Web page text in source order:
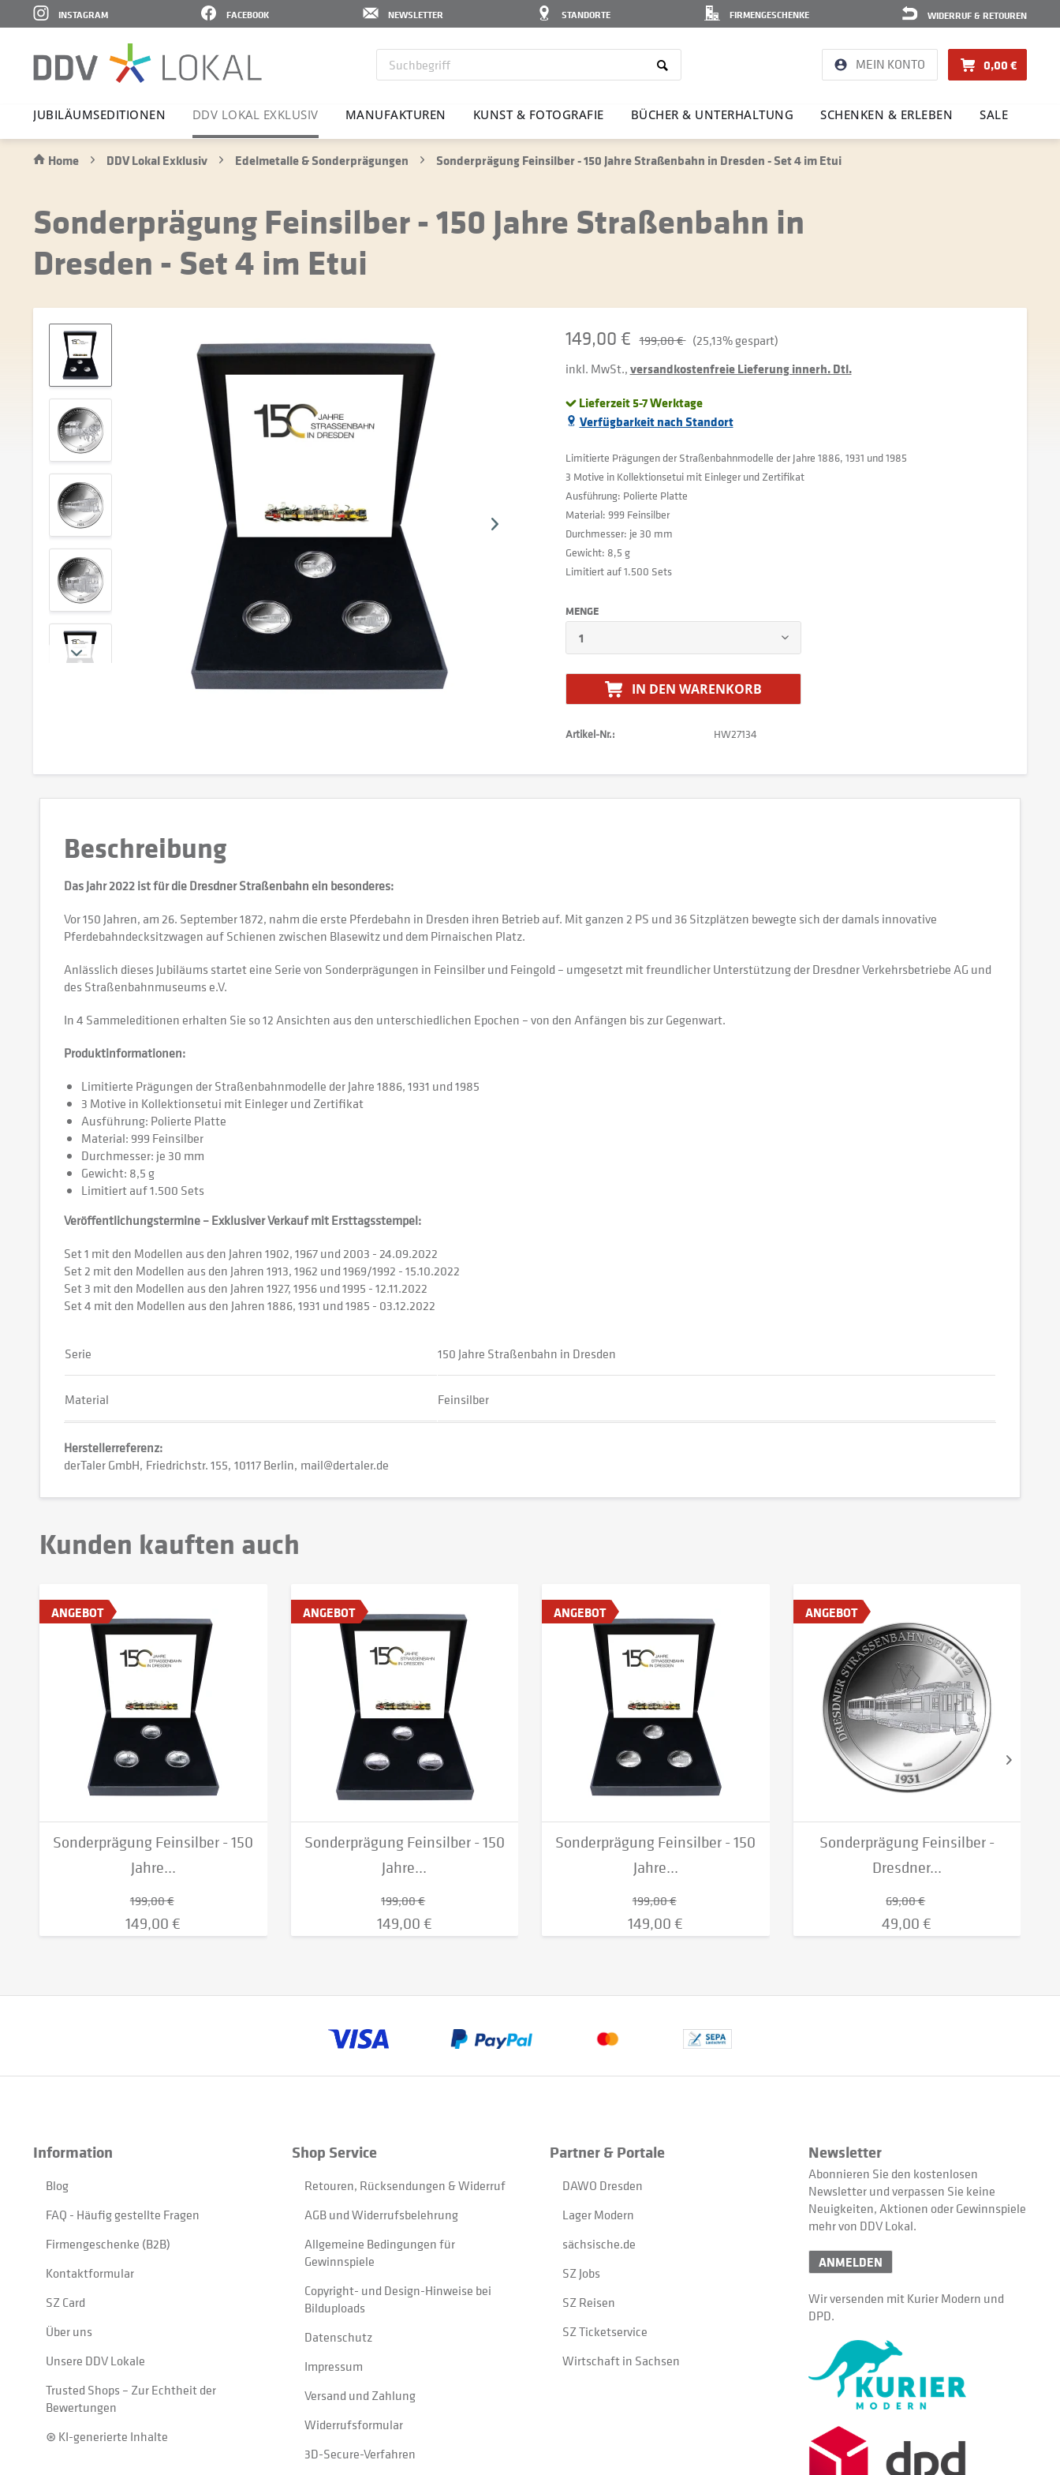
WIDERRUF & RETOUREN
FIRMENGESCHENKE
STANDORTE
NEWSLETTER
FACEBOOK
INSTAGRAM
MEIN KONTO 0,00 €
JUBI­LÄ­UMS­E­DI­TIONEN DDV LOKAL EXKLUSIV MANU­FAK­TUREN KUNST & FOTO­GRAFIE BÜCHER & UNTER­HAL­TUNG SCHENKEN & ERLEBEN SALE
Home DDV Lokal Exklusiv Edelmetalle & Sonderprägungen Sonderprägung Feinsilber - 150 Jahre Straßenbahn in Dresden - Set 4 im Etui
Sonderprägung Feinsilber - 150 Jahre Straßenbahn in
Dresden - Set 4 im Etui
149,00 € 199,00 € (25,13% gespart)
inkl. MwSt.,versandkostenfreie Lieferung innerh. Dtl.
Lieferzeit 5-7 Werktage
Verfügbarkeit nach Standort
Limitierte Prägungen der Straßenbahnmodelle der Jahre 1886, 1931 und 1985
3 Motive in Kollektionsetui mit Einleger und Zertifikat
Ausführung: Polierte Platte
Material: 999 Feinsilber
Durchmesser: je 30 mm
Gewicht: 8,5 g
Limitiert auf 1.500 Sets
MENGE
IN DEN WARENKORB
Artikel-Nr.: HW27134
Beschreibung
Das Jahr 2022 ist für die Dresdner Straßenbahn ein besonderes:
Vor 150 Jahren, am 26. September 1872, nahm die erste Pferdebahn in Dresden ihren Betrieb auf. Mit ganzen 2 PS und 36 Sitzplätzen bewegte sich der damals innovative
Pferdebahndecksitzwagen auf Schienen zwischen Blasewitz und dem Pirnaischen Platz.
Anlässlich dieses Jubiläums startet eine Serie von Sonderprägungen in Feinsilber und Feingold – umgesetzt mit freundlicher Unterstützung der Dresdner Verkehrsbetriebe AG und
des Straßenbahnmuseums e.V.
In 4 Sammeleditionen erhalten Sie so 12 Ansichten aus den unterschiedlichen Epochen – von den Anfängen bis zur Gegenwart.
Produktinformationen:
Limitierte Prägungen der Straßenbahnmodelle der Jahre 1886, 1931 und 1985
3 Motive in Kollektionsetui mit Einleger und Zertifikat
Ausführung: Polierte Platte
Material: 999 Feinsilber
Durchmesser: je 30 mm
Gewicht: 8,5 g
Limitiert auf 1.500 Sets
Veröffentlichungstermine – Exklusiver Verkauf mit Ersttagsstempel:
Set 1 mit den Modellen aus den Jahren 1902, 1967 und 2003 - 24.09.2022
Set 2 mit den Modellen aus den Jahren 1913, 1962 und 1969/1992 - 15.10.2022
Set 3 mit den Modellen aus den Jahren 1927, 1956 und 1995 - 12.11.2022
Set 4 mit den Modellen aus den Jahren 1886, 1931 und 1985 - 03.12.2022
Serie 150 Jahre Straßenbahn in Dresden
Material Feinsilber
Herstellerreferenz:
derTaler GmbH Friedrichstr. 155 10117 Berlin mail@dertaler.de
Kunden kauften auch
ANGEBOT
Sonderprägung Feinsilber - 150
Jahre...
199,00 €
149,00 €
ANGEBOT
Sonderprägung Feinsilber - 150
Jahre...
199,00 €
149,00 €
ANGEBOT
Sonderprägung Feinsilber - 150
Jahre...
199,00 €
149,00 €
ANGEBOT
Sonderprägung Feinsilber -
Dresdner...
69,00 €
49,00 €
Information
Blog
FAQ - Häufig gestellte Fragen
Firmengeschenke (B2B)
Kontaktformular
SZ Card
Über uns
Unsere DDV Lokale
Trusted Shops – Zur Echtheit der
Bewertungen
⊛ KI-generierte Inhalte
Shop Service
Retouren, Rücksendungen & Widerruf
AGB und Widerrufsbelehrung
Allgemeine Bedingungen für
Gewinnspiele
Copyright- und Design-Hinweise bei
Bilduploads
Datenschutz
Impressum
Versand und Zahlung
Widerrufsformular
3D-Secure-Verfahren
Partner & Portale
DAWO Dresden
Lager Modern
sächsische.de
SZ Jobs
SZ Reisen
SZ Ticketservice
Wirtschaft in Sachsen
Newsletter
Abonnieren Sie den kostenlosen
Newsletter und verpassen Sie keine
Neuigkeiten, Aktionen oder Gewinnspiele
mehr von DDV Lokal.
ANMELDEN
Wir versenden mit Kurier Modern und
DPD.